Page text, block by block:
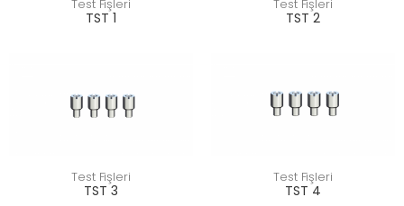
Test Fişleri
TST 1
Test Fişleri
TST 2
Test Fişleri
TST 3
Test Fişleri
TST 4